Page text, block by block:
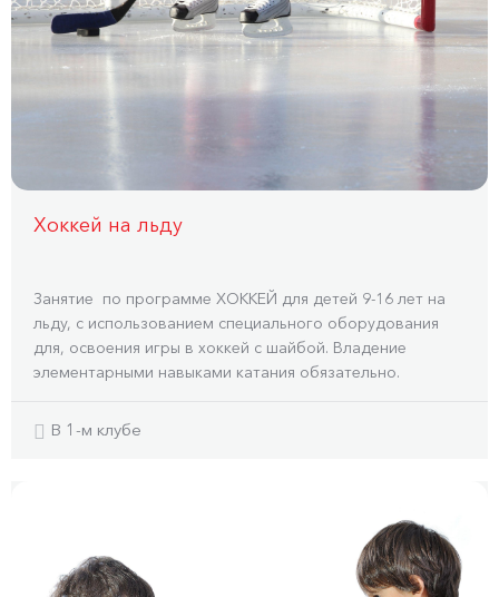
Хоккей на льду
Занятие по программе ХОККЕЙ для детей 9-16 лет на
льду, с использованием специального оборудования
для, освоения игры в хоккей с шайбой. Владение
элементарными навыками катания обязательно.
В 1-м клубе